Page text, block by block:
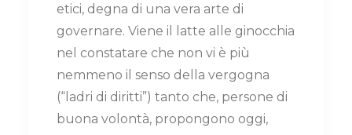
etici, degna di una vera arte di
governare. Viene il latte alle ginocchia
nel constatare che non vi è più
nemmeno il senso della vergogna
(“ladri di diritti”) tanto che, persone di
buona volontà, propongono oggi,